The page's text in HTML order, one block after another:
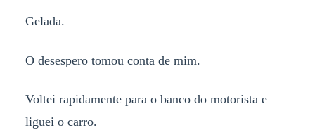
Gelada.
O desespero tomou conta de mim.
Voltei rapidamente para o banco do motorista e
liguei o carro.